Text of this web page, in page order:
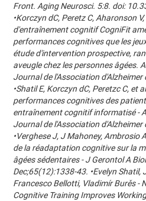
Front. Aging Neurosci. 5:8. doi:
•Korczyn dC, Peretz C, Aharonson
d'entraînement cognitif CogniFit
performances cognitives que les
étude d'intervention prospective,
aveugle chez les personnes âgées.
Journal de l'Association d'Alzheimer
•Shatil E, Korczyn dC, Peretzc C, et
performances cognitives des
entraînement cognitif informatisé -
Journal de l'Association
•Verghese J, J Mahoney, Ambrosio
de la réadaptation cognitive sur la
âgées sédentaires - J Gerontol A
Dec;65(12):1338-43. •Evelyn Shatil,
Francesco Bellotti, Vladimír Burěs -
Cognitive Training Improves